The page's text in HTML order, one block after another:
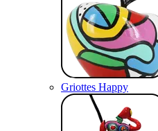
Griottes Happy